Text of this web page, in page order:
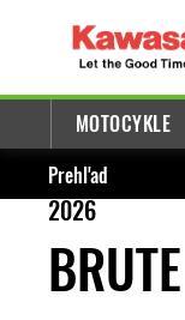
MOTOCYKLE
Prehľad
2026